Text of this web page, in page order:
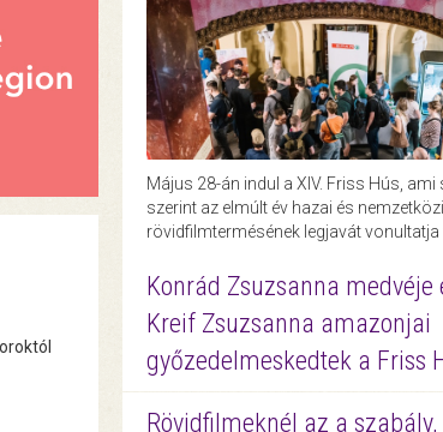
Május 28-án indul a XIV. Friss Hús, ami
szerint az elmúlt év hazai és nemzetközi
rövidfilmtermésének legjavát vonultatja
Konrád Zsuzsanna medvéje
Kreif Zsuzsanna amazonjai
győzedelmeskedtek a Friss
Rövidfilmeknél az a szabály,